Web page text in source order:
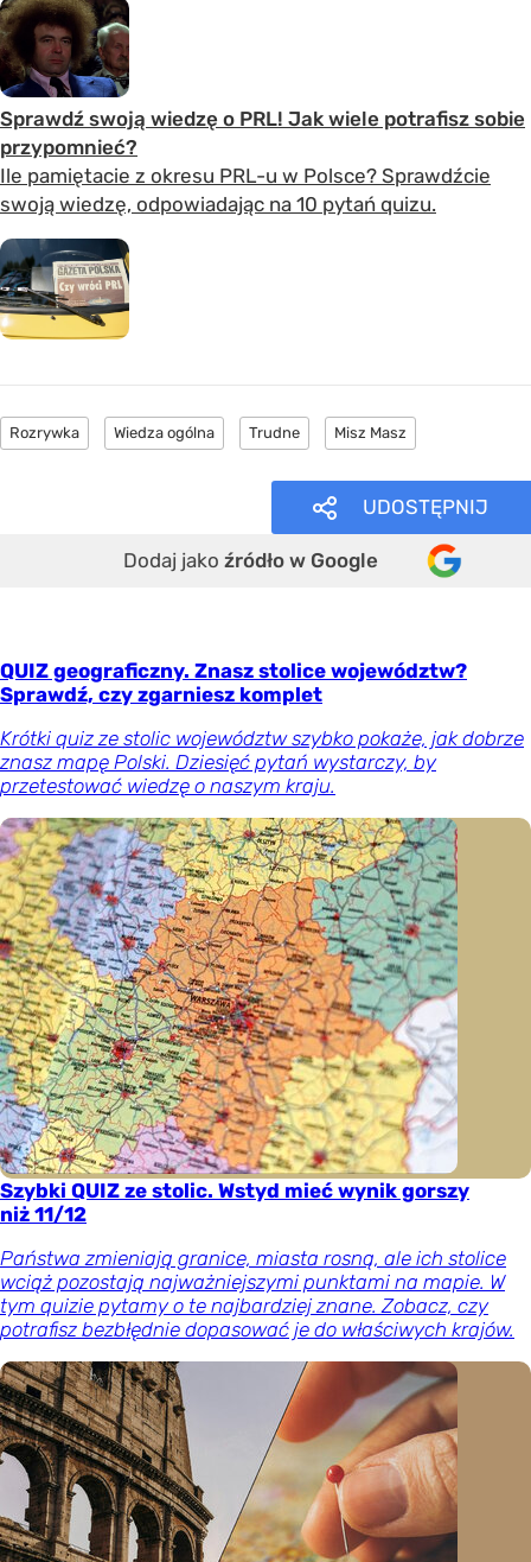
Sprawdź swoją wiedzę o PRL! Jak wiele potrafisz sobie
przypomnieć?
Ile pamiętacie z okresu PRL-u w Polsce? Sprawdźcie
swoją wiedzę, odpowiadając na 10 pytań quizu.
Rozrywka Wiedza ogólna Trudne Misz Masz
UDOSTĘPNIJ
Dodaj jako źródło w Google
QUIZ geograficzny. Znasz stolice województw?
Sprawdź, czy zgarniesz komplet
Krótki quiz ze stolic województw szybko pokaże, jak dobrze
znasz mapę Polski. Dziesięć pytań wystarczy, by
przetestować wiedzę o naszym kraju.
Szybki QUIZ ze stolic. Wstyd mieć wynik gorszy
niż 11/12
Państwa zmieniają granice, miasta rosną, ale ich stolice
wciąż pozostają najważniejszymi punktami na mapie. W
tym quizie pytamy o te najbardziej znane. Zobacz, czy
potrafisz bezbłędnie dopasować je do właściwych krajów.